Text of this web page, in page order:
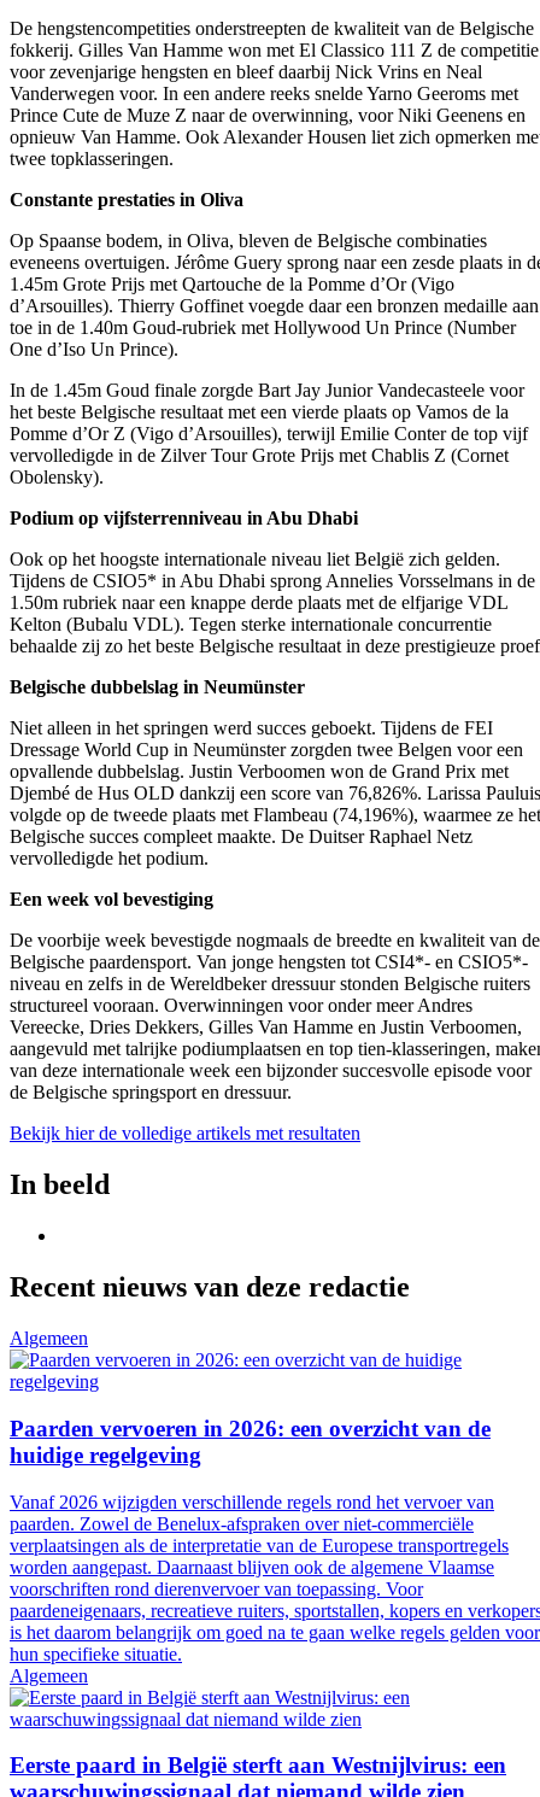
De hengstencompetities onderstreepten de kwaliteit van de Belgische
fokkerij. Gilles Van Hamme won met El Classico 111 Z de competitie
voor zevenjarige hengsten en bleef daarbij Nick Vrins en Neal
Vanderwegen voor. In een andere reeks snelde Yarno Geeroms met
Prince Cute de Muze Z naar de overwinning, voor Niki Geenens en
opnieuw Van Hamme. Ook Alexander Housen liet zich opmerken
twee topklasseringen.
Constante prestaties in Oliva
Op Spaanse bodem, in Oliva, bleven de Belgische combinaties
eveneens overtuigen. Jérôme Guery sprong naar een zesde plaats in
1.45m Grote Prijs met Qartouche de la Pomme d’Or (Vigo
d’Arsouilles). Thierry Goffinet voegde daar een bronzen medaille aan
toe in de 1.40m Goud-rubriek met Hollywood Un Prince (Number
One d’Iso Un Prince).
In de 1.45m Goud finale zorgde Bart Jay Junior Vandecasteele voor
het beste Belgische resultaat met een vierde plaats op Vamos de la
Pomme d’Or Z (Vigo d’Arsouilles), terwijl Emilie Conter de top vijf
vervolledigde in de Zilver Tour Grote Prijs met Chablis Z (Cornet
Obolensky).
Podium op vijfsterrenniveau in Abu Dhabi
Ook op het hoogste internationale niveau liet België zich gelden.
Tijdens de CSIO5* in Abu Dhabi sprong Annelies Vorsselmans in de
1.50m rubriek naar een knappe derde plaats met de elfjarige VDL
Kelton (Bubalu VDL). Tegen sterke internationale concurrentie
behaalde zij zo het beste Belgische resultaat in deze prestigieuze
Belgische dubbelslag in Neumünster
Niet alleen in het springen werd succes geboekt. Tijdens de FEI
Dressage World Cup in Neumünster zorgden twee Belgen voor een
opvallende dubbelslag. Justin Verboomen won de Grand Prix met
Djembé de Hus OLD dankzij een score van 76,826%. Larissa Pauluis
volgde op de tweede plaats met Flambeau (74,196%), waarmee ze het
Belgische succes compleet maakte. De Duitser Raphael Netz
vervolledigde het podium.
Een week vol bevestiging
De voorbije week bevestigde nogmaals de breedte en kwaliteit van de
Belgische paardensport. Van jonge hengsten tot CSI4*- en CSIO5*-
niveau en zelfs in de Wereldbeker dressuur stonden Belgische ruiters
structureel vooraan. Overwinningen voor onder meer Andres
Vereecke, Dries Dekkers, Gilles Van Hamme en Justin Verboomen,
aangevuld met talrijke podiumplaatsen en top tien-klasseringen,
van deze internationale week een bijzonder succesvolle episode voor
de Belgische springsport en dressuur.
Bekijk hier de volledige artikels met resultaten
In beeld
Recent nieuws van deze redactie
Algemeen
Paarden vervoeren in 2026: een overzicht van de
huidige regelgeving
Vanaf 2026 wijzigden verschillende regels rond het vervoer van
paarden. Zowel de Benelux-afspraken over niet-commerciële
verplaatsingen als de interpretatie van de Europese transportregels
worden aangepast. Daarnaast blijven ook de algemene Vlaamse
voorschriften rond dierenvervoer van toepassing. Voor
paardeneigenaars, recreatieve ruiters, sportstallen, kopers en
is het daarom belangrijk om goed na te gaan welke regels gelden voor
hun specifieke situatie.
Algemeen
Eerste paard in België sterft aan Westnijlvirus: een
waarschuwingssignaal dat niemand wilde zien